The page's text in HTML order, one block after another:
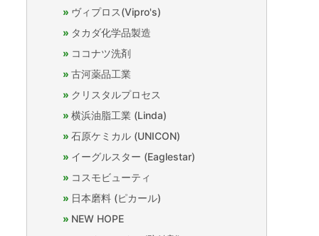
ヴィプロス(Vipro's)
タカダ化学品製造
ココナツ洗剤
古河薬品工業
クリスタルプロセス
横浜油脂工業 (Linda)
石原ケミカル (UNICON)
イーグルスター (Eaglestar)
コスモビューティ
日本磨料 (ピカール)
NEW HOPE